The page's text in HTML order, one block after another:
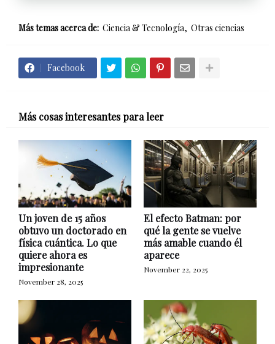
Más temas acerca de: Ciencia & Tecnología Otras ciencias
Facebook
Más cosas interesantes para leer
Un joven de 15 años
obtuvo un doctorado en
física cuántica. Lo que
quiere ahora es
impresionante
November 28, 2025
El efecto Batman: por
qué la gente se vuelve
más amable cuando él
aparece
November 22, 2025